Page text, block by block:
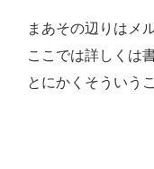
まあその辺りはメ
ここでは詳しくは
とにかくそういう